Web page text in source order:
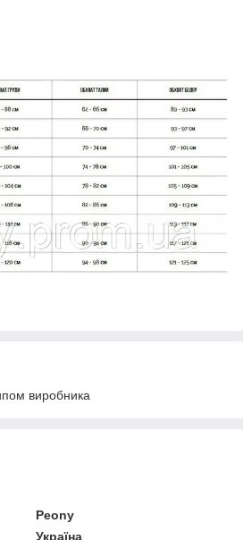
виробника
Peony
Україна